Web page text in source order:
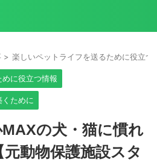
> 楽しいペットライフを送るために役立つ
に役立つ情報
ために
の犬・猫に慣れ
動物保護施設スタ